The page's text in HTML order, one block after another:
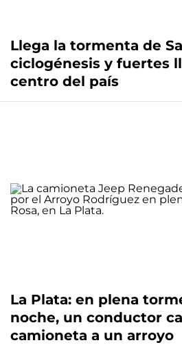
Llega la tormenta de
ciclogénesis y fuertes
centro del país
La Plata: en plena
noche, un conductor
camioneta a un arroyo